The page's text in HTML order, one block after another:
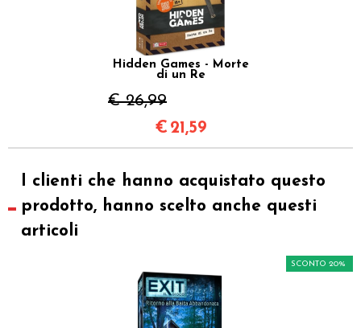
Hidden Games - Morte
di un Re
€ 26,99
€ 21,59
I clienti che hanno acquistato questo
prodotto, hanno scelto anche questi
articoli
SCONTO 20%